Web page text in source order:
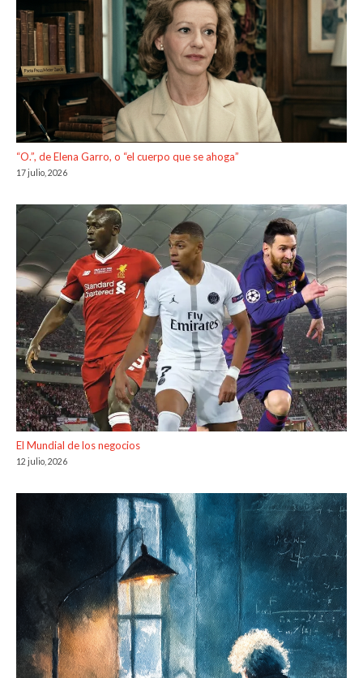
“O.”, de Elena Garro, o “el cuerpo que se ahoga”
17 julio, 2026
El Mundial de los negocios
12 julio, 2026